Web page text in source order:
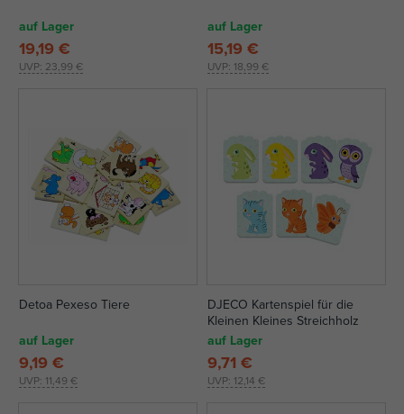
auf Lager
UVP: 23,99 €
19,19 €
auf Lager
UVP: 18,99 €
15,19 €
Detoa Pexeso Tiere
auf Lager
UVP: 11,49 €
9,19 €
DJECO Kartenspiel für die
Kleinen Kleines Streichholz
auf Lager
UVP: 12,14 €
9,71 €